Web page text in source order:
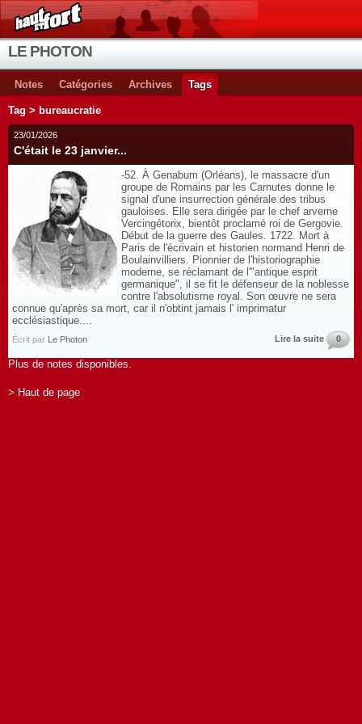
LE PHOTON
Notes Catégories Archives Tags
Tag > bureaucratie
23/01/2026
C'était le 23 janvier...
-52. À Genabum (Orléans), le massacre d'un
groupe de Romains par les Carnutes donne le
signal d'une insurrection générale des tribus
gauloises. Elle sera dirigée par le chef arverne
Vercingétorix, bientôt proclamé roi de Gergovie.
Début de la guerre des Gaules. 1722. Mort à
Paris de l'écrivain et historien normand Henri de
Boulainvilliers. Pionnier de l'historiographie
moderne, se réclamant de l'"antique esprit
germanique", il se fit le défenseur de la noblesse
contre l'absolutisme royal. Son œuvre ne sera
connue qu'après sa mort, car il n'obtint jamais l' imprimatur
ecclésiastique....
Écrit par Le Photon Lire la suite 0
Plus de notes disponibles.
> Haut de page